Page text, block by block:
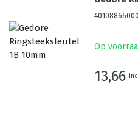
Op
13,66